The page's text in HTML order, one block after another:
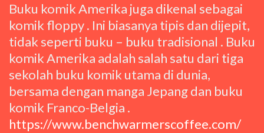
Buku komik Amerika juga dikenal sebagai
komik floppy . Ini biasanya tipis dan dijepit,
tidak seperti buku – buku tradisional . Buku
komik Amerika adalah salah satu dari tiga
sekolah buku komik utama di dunia,
bersama dengan manga Jepang dan buku
komik Franco-Belgia .
https://www.benchwarmerscoffee.com/